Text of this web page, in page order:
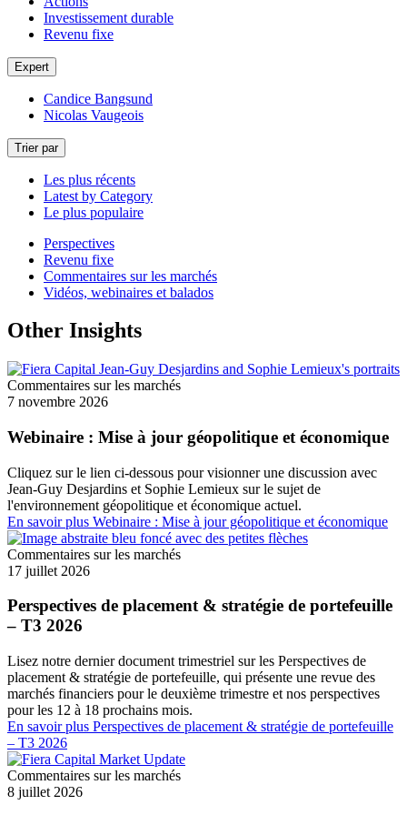
Investissement durable
Revenu fixe
Expert
Candice Bangsund
Nicolas Vaugeois
Trier par
Les plus récents
Latest by Category
Le plus populaire
Perspectives
Revenu fixe
Commentaires sur les marchés
Vidéos, webinaires et balados
Other Insights
Commentaires sur les marchés
7 novembre 2026
Webinaire : Mise à jour géopolitique et économique
Cliquez sur le lien ci-dessous pour visionner une discussion avec
Jean-Guy Desjardins et Sophie Lemieux sur le sujet de
l'environnement géopolitique et économique actuel.
En savoir plus Webinaire : Mise à jour géopolitique et économique
Commentaires sur les marchés
17 juillet 2026
Perspectives de placement & stratégie de portefeuille
– T3 2026
Lisez notre dernier document trimestriel sur les Perspectives de
placement & stratégie de portefeuille, qui présente une revue des
marchés financiers pour le deuxième trimestre et nos perspectives
pour les 12 à 18 prochains mois.
En savoir plus Perspectives de placement & stratégie de portefeuille
– T3 2026
Commentaires sur les marchés
8 juillet 2026